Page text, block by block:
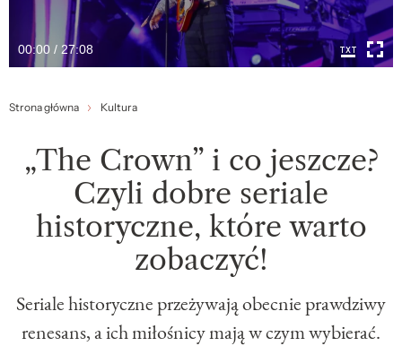
00:00 / 27:08
Strona główna Kultura
„The Crown” i co jeszcze?
Czyli dobre seriale
historyczne, które warto
zobaczyć!
Seriale historyczne przeżywają obecnie prawdziwy
renesans, a ich miłośnicy mają w czym wybierać.